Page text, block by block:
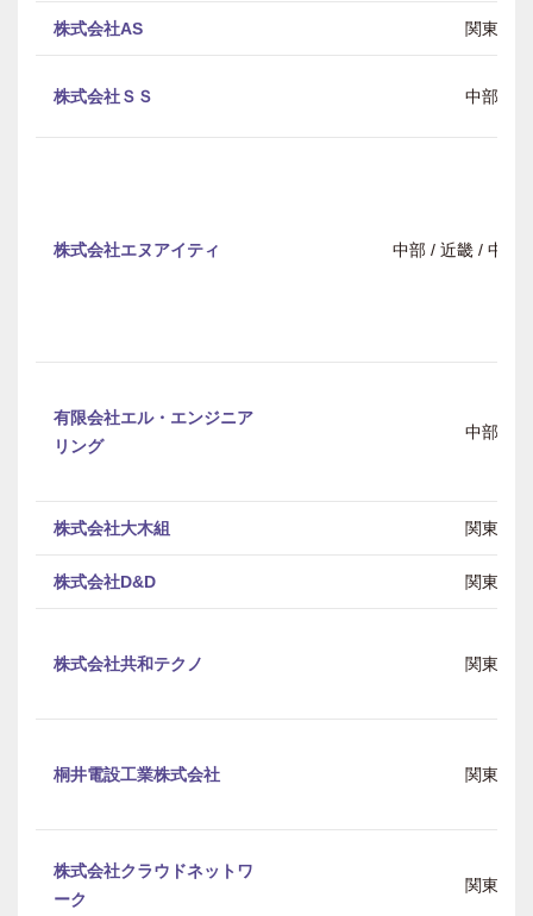
株式会社AS 関東
株式会社ＳＳ 中部
株式会社エヌアイティ 中部 / 近畿 / 中国
有限会社エル・エンジニア
リング
中部
株式会社大木組 関東
株式会社D&D 関東
株式会社共和テクノ 関東
桐井電設工業株式会社 関東
株式会社クラウドネットワ
ーク
関東